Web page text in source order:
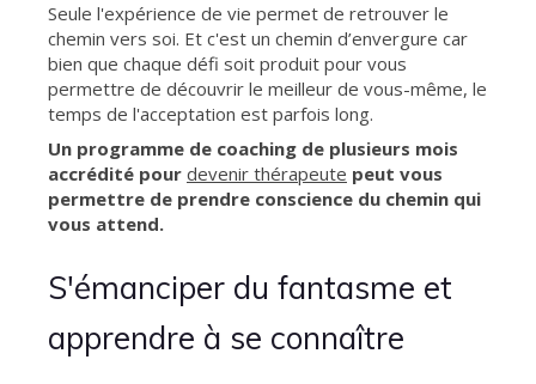
Seule l'expérience de vie permet de retrouver le
chemin vers soi. Et c'est un chemin d’envergure car
bien que chaque défi soit produit pour vous
permettre de découvrir le meilleur de vous-même, le
temps de l'acceptation est parfois long.
Un programme de coaching de plusieurs mois
accrédité pour devenir thérapeute peut vous
permettre de prendre conscience du chemin qui
vous attend.
S'émanciper du fantasme et
apprendre à se connaître